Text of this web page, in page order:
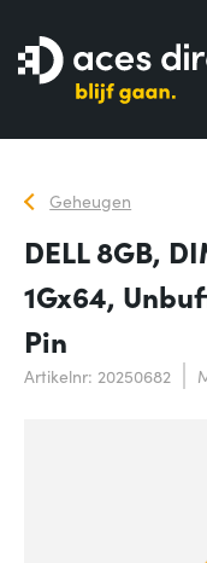
Geheugen
DELL 8GB,
1Gx64,
Pin
Artikelnr: 20250682